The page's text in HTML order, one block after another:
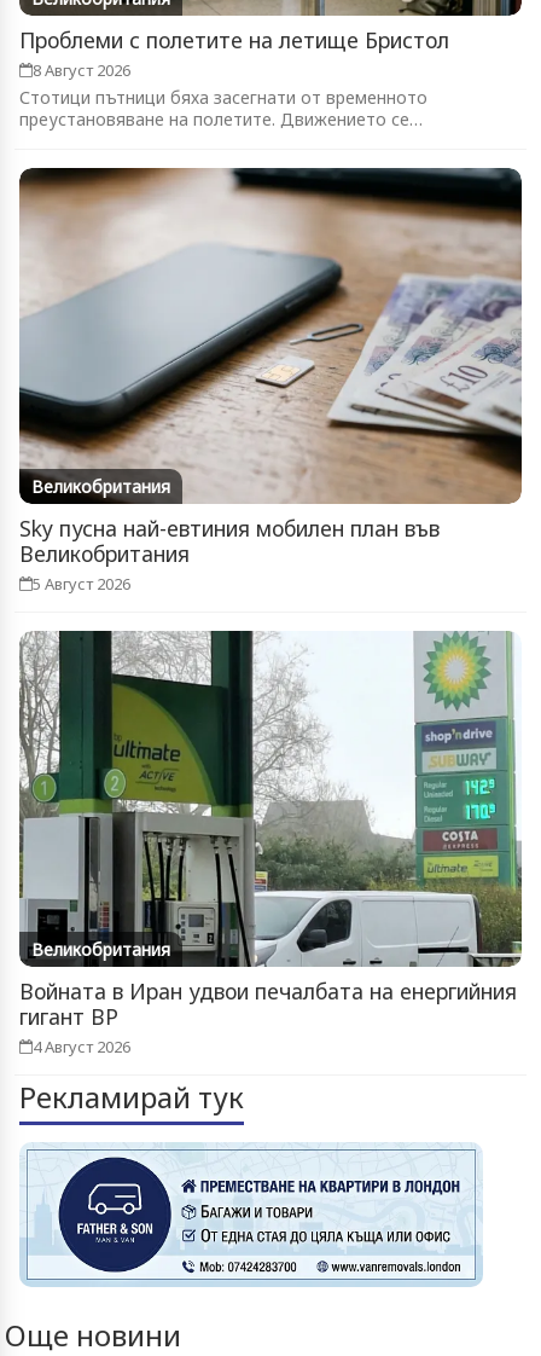
Проблеми с полетите на летище Бристол
8 Август 2026
Стотици пътници бяха засегнати от временното
преустановяване на полетите. Движението се
Великобритания
Sky пусна най-евтиния мобилен план във
Великобритания
5 Август 2026
Великобритания
Войната в Иран удвои печалбата на енергийния
гигант BP
4 Август 2026
Рекламирай тук
Още новини